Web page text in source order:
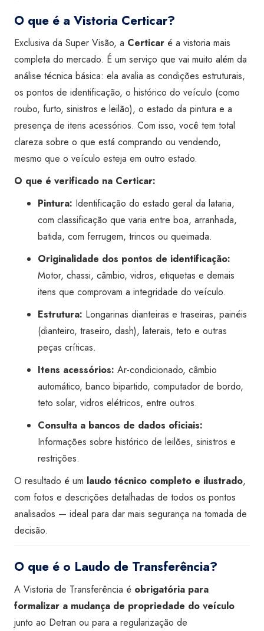
R$550,00.R$529,00.
e
Laudo)
-
Super
Visão
Santos
quantidade
O que é a Vistoria Certicar?
Exclusiva da Super Visão, a Certicar é a vistoria mais
completa do mercado. É um serviço que vai muito além da
análise técnica básica: ela avalia as condições estruturais,
os pontos de identificação, o histórico do veículo (como
roubo, furto, sinistros e leilão), o estado da pintura e a
presença de itens acessórios. Com isso, você tem total
clareza sobre o que está comprando ou vendendo,
mesmo que o veículo esteja em outro estado.
O que é verificado na Certicar:
Pintura: Identificação do estado geral da lataria,
com classificação que varia entre boa, arranhada,
batida, com ferrugem, trincos ou queimada.
Originalidade dos pontos de identificação:
Motor, chassi, câmbio, vidros, etiquetas e demais
itens que comprovam a integridade do veículo.
Estrutura: Longarinas dianteiras e traseiras, painéis
(dianteiro, traseiro, dash), laterais, teto e outras
peças críticas.
Itens acessórios: Ar-condicionado, câmbio
automático, banco bipartido, computador de bordo,
teto solar, vidros elétricos, entre outros.
Consulta a bancos de dados oficiais:
Informações sobre histórico de leilões, sinistros e
restrições.
O resultado é um laudo técnico completo e ilustrado,
com fotos e descrições detalhadas de todos os pontos
analisados — ideal para dar mais segurança na tomada de
decisão.
O que é o Laudo de Transferência?
A Vistoria de Transferência é obrigatória para
formalizar a mudança de propriedade do veículo
junto ao Detran ou para a regularização de